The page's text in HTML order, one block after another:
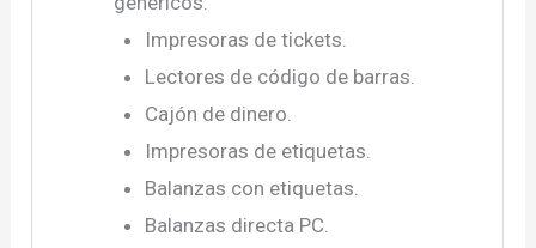
Impresoras de tickets.
Lectores de código de barras.
Cajón de dinero.
Impresoras de etiquetas.
Balanzas con etiquetas.
Balanzas directa PC.